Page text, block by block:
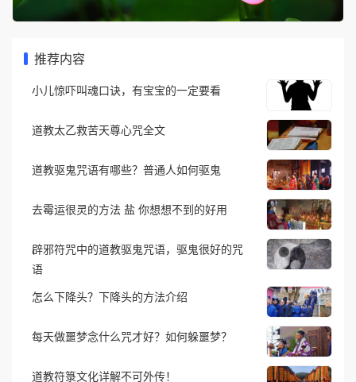
推荐内容
小儿惊吓叫魂口诀，有宝宝的一定要看
道教太乙救苦天尊心咒全文
道教驱鬼咒语有哪些？普通人如何驱鬼
去霉运很灵的方法 盐 你想想不到的好用
辟邪符咒中的道教驱鬼咒语，驱鬼很好的咒
语
怎么下降头？下降头的方法介绍
每天做噩梦念什么咒才好？如何躲噩梦？
道教符箓文化详解不可外传！